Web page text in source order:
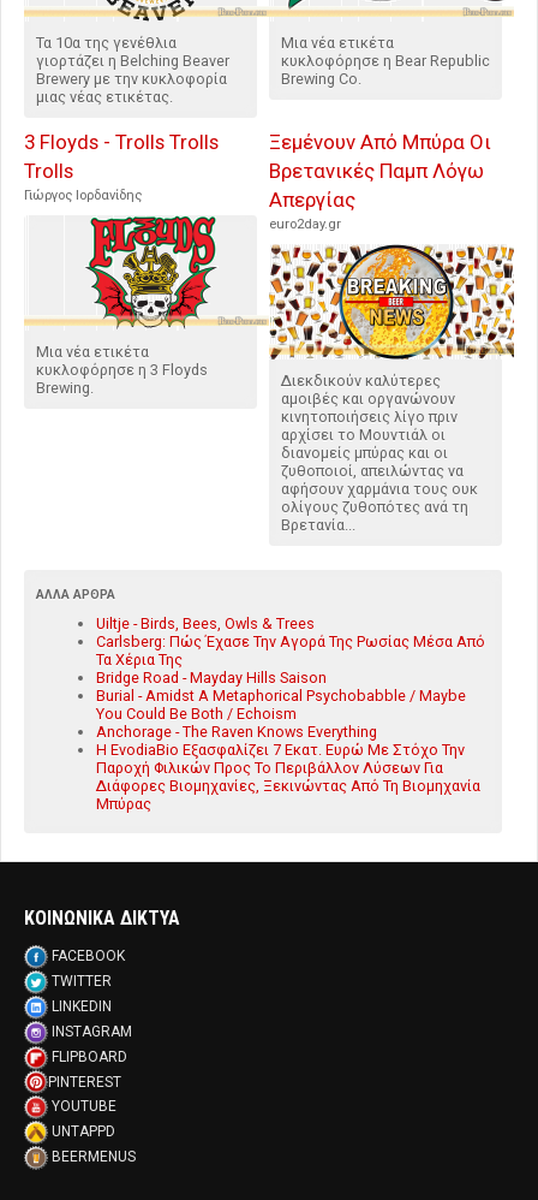
Τα 10α της γενέθλια
γιορτάζει η Belching Beaver
Brewery με την κυκλοφορία
μιας νέας ετικέτας.
Μια νέα ετικέτα
κυκλοφόρησε η Bear Republic
Brewing Co.
3 Floyds - Trolls Trolls
Trolls
Γιώργος Ιορδανίδης
Μια νέα ετικέτα
κυκλοφόρησε η 3 Floyds
Brewing.
Ξεμένουν Από Μπύρα Οι
Βρετανικές Παμπ Λόγω
Απεργίας
euro2day.gr
Διεκδικούν καλύτερες
αμοιβές και οργανώνουν
κινητοποιήσεις λίγο πριν
αρχίσει το Μουντιάλ οι
διανομείς μπύρας και οι
ζυθοποιοί, απειλώντας να
αφήσουν χαρμάνια τους ουκ
ολίγους ζυθοπότες ανά τη
Βρετανία...
ΆΛΛΑ ΆΡΘΡΑ
Uiltje - Birds, Bees, Owls & Trees
Carlsberg: Πώς Έχασε Την Αγορά Της Ρωσίας Μέσα Από
Τα Χέρια Της
Bridge Road - Mayday Hills Saison
Burial - Amidst A Metaphorical Psychobabble / Maybe
You Could Be Both / Echoism
Anchorage - The Raven Knows Everything
Η EvodiaBio Εξασφαλίζει 7 Εκατ. Ευρώ Με Στόχο Την
Παροχή Φιλικών Προς Το Περιβάλλον Λύσεων Για
Διάφορες Βιομηχανίες, Ξεκινώντας Από Τη Βιομηχανία
Μπύρας
ΚΟΙΝΩΝΙΚΑ ΔΙΚΤΥΑ
FACEBOOK
TWITTER
LINKEDIN
INSTAGRAM
FLIPBOARD
PINTEREST
YOUTUBE
UNTAPPD
BEERMENUS